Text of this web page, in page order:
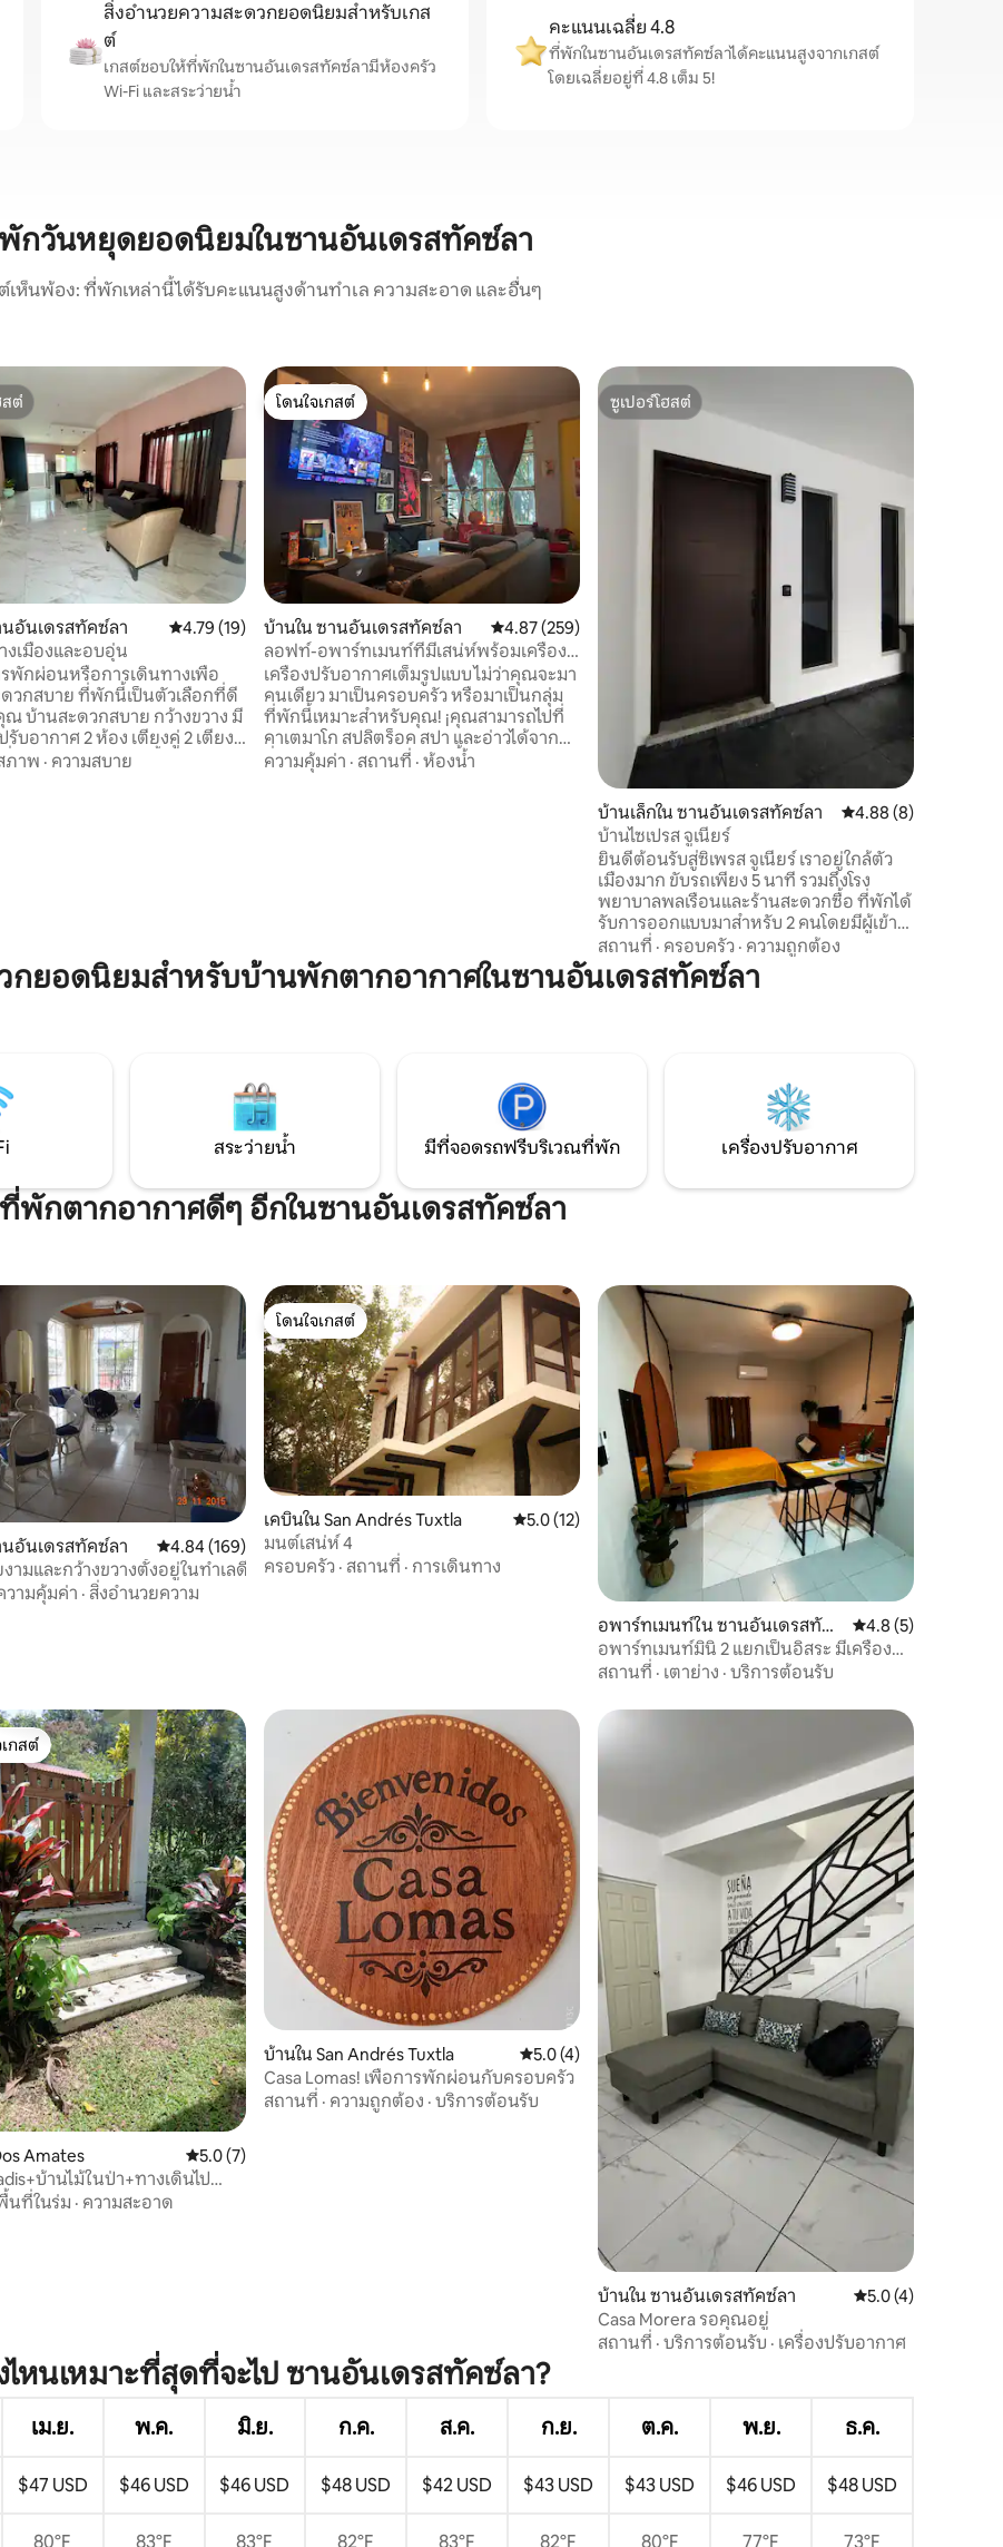
สิ่งอำนวยความสะดวกยอดนิยมสำหรับเกส
ต์
เกสต์ชอบให้ที่พักในซานอันเดรสทัคซ์ลามีห้องครัว
Wi-Fi และสระว่ายน้ำ
คะแนนเฉลี่ย 4.8
ที่พักในซานอันเดรสทัคซ์ลาได้คะแนนสูงจากเกสต์
โดยเฉลี่ยอยู่ที่ 4.8 เต็ม 5!
กวันหยุดยอดนิยมในซานอันเดรสทัคซ์ลา
เห็นพ้อง: ที่พักเหล่านี้ได้รับคะแนนสูงด้านทำเล ความสะอาด และอื่นๆ
44 รีวิว
สต์
สต์
นอันเดรสทัคซ์ลา คะแนนเฉลี่ย 4.79 จาก 5, 19 รีวิว
4.79 (19)
งเมืองและอบอุ่น
พักผ่อนหรือการเดินทางเพื่อ
วกสบาย ที่พักนี้เป็นตัวเลือกที่ดี
บ้านสะดวกสบาย กว้างขวาง มี
บอากาศ 2 ห้อง เตียงคู่ 2 เตียง
างเตียงเสริม ห้องน้ำ 1 ห้อง
ภาพ · ความสบาย
โดนใจเกสต์
โดนใจเกสต์
บ้านใน ซานอันเดรสทัคซ์ลา คะแนนเฉลี่ย 4.87 จาก 5, 259 รีวิว
4.87 (259)
ลอฟท์-อพาร์ทเมนท์ที่มีเสน่ห์พร้อมเครื่อง
ปรับอากาศ
เครื่องปรับอากาศเต็มรูปแบบ ไม่ว่าคุณจะมา
คนเดียว มาเป็นครอบครัว หรือมาเป็นกลุ่ม
ที่พักนี้เหมาะสำหรับคุณ! ¡คุณสามารถไปที่
คาเตมาโก สปลิตร็อค สปา และอ่าวได้จากที่
นี่! สำหรับการเข้าพักระยะสั้นหรือระยะยาว
ให้บริการ 24 ชม. ทำเลใจกลางเมืองใกล้
ความคุ้มค่า · สถานที่ · ห้องน้ำ
ซูเปอร์โฮสต์
ซูเปอร์โฮสต์
บ้านเล็กใน ซานอันเดรสทัคซ์ลา คะแนนเฉลี่ย 4.88 จาก
4.88 (8)
บ้านไซเปรส จูเนียร์
ยินดีต้อนรับสู่ซิเพรส จูเนียร์ เราอยู่ใกล้ตัว
เมืองมาก ขับรถเพียง 5 นาที รวมถึงโรง
พยาบาลพลเรือนและร้านสะดวกซื้อ ที่พักได้
รับการออกแบบมาสำหรับ 2 คนโดยมีผู้เข้า
พักได้สูงสุด 4 คน เรามีเตียงคู่ 2 เตียง ห้อง
ครัวตกแต่งครบครัน ห้องน้ำพร้อมเครื่องทำ
น้ำอุ่น เครื่องปรับอากาศ บริการอินเทอร์เน็ต
สถานที่ · ครอบครัว · ความถูกต้อง
กยอดนิยมสำหรับบ้านพักตากอากาศในซานอันเดรสทัคซ์ลา
สระว่ายน้ำ มีที่จอดรถฟรีบริเวณที่พัก เครื่องปรับอากาศ
พักตากอากาศดีๆ อีกในซานอันเดรสทัคซ์ลา
55 รีวิว
นอันเดรสทัคซ์ลา คะแนนเฉลี่ย 4.84 จาก 5, 169 รีวิว
4.84 (169)
ามและกว้างขวางตั้งอยู่ในทำเลดี
วามคุ้มค่า · สิ่งอำนวยความ
โดนใจเกสต์
โดนใจเกสต์
เคบินใน San Andrés Tuxtla คะแนนเฉลี่ย 5.0 จาก 5, 12 รีวิว
5.0 (12)
มนต์เสน่ห์ 4
ครอบครัว · สถานที่ · การเดินทาง
อพาร์ทเมนท์ใน ซานอันเดรสทัคซ์
ลา
คะแนนเฉลี่ย 4.8 จา
4.8 (5)
อพาร์ทเมนท์มินิ 2 แยกเป็นอิสระ มีเครื่อง
ปรับอากาศ อยู่ใจกลางเมือง
สถานที่ · เตาย่าง · บริการต้อนรับ
รีวิว
สต์ที่สุด
เกสต์
Amates คะแนนเฉลี่ย 5.0 จาก 5, 7 รีวิว
5.0 (7)
บ้านไม้ในป่า+ทางเดินไป
นที่ในร่ม · ความสะอาด
บ้านใน San Andrés Tuxtla คะแนนเฉลี่ย 5.0 จาก 5, 4 รีวิว
5.0 (4)
Casa Lomas! เพื่อการพักผ่อนกับครอบครัว
สถานที่ · ความถูกต้อง · บริการต้อนรับ
บ้านใน ซานอันเดรสทัคซ์ลา คะแนนเฉลี่ย 5.0 จา
5.0 (4)
Casa Morera รอคุณอยู่
สถานที่ · บริการต้อนรับ · เครื่องปรับอากาศ
ไหนเหมาะที่สุดที่จะไป ซานอันเดรสทัคซ์ลา?
เม.ย. พ.ค. มิ.ย. ก.ค. ส.ค. ก.ย. ต.ค. พ.ย. ธ.ค.
$47 USD $46 USD $46 USD $48 USD $42 USD $43 USD $43 USD $46 USD $48 USD
80°F 83°F 83°F 82°F 83°F 82°F 80°F 77°F 73°F